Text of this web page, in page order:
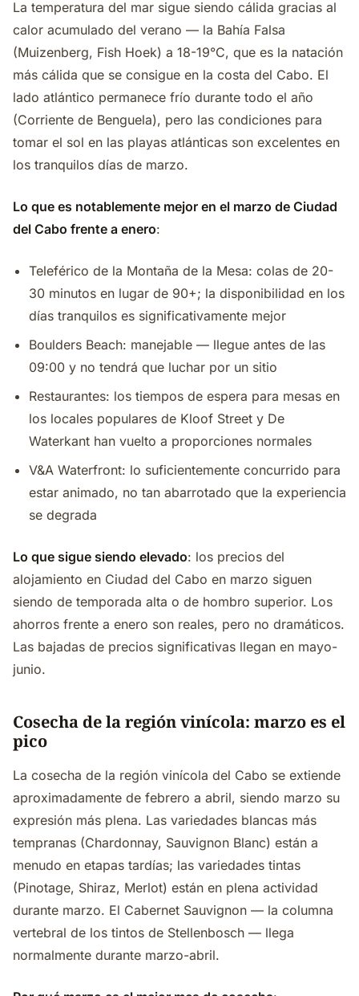
La temperatura del mar sigue siendo cálida gracias al
calor acumulado del verano — la Bahía Falsa
(Muizenberg, Fish Hoek) a 18-19°C, que es la natación
más cálida que se consigue en la costa del Cabo. El
lado atlántico permanece frío durante todo el año
(Corriente de Benguela), pero las condiciones para
tomar el sol en las playas atlánticas son excelentes en
los tranquilos días de marzo.
Lo que es notablemente mejor en el marzo de Ciudad
del Cabo frente a enero:
Teleférico de la Montaña de la Mesa: colas de 20-
30 minutos en lugar de 90+; la disponibilidad en los
días tranquilos es significativamente mejor
Boulders Beach: manejable — llegue antes de las
09:00 y no tendrá que luchar por un sitio
Restaurantes: los tiempos de espera para mesas en
los locales populares de Kloof Street y De
Waterkant han vuelto a proporciones normales
V&A Waterfront: lo suficientemente concurrido para
estar animado, no tan abarrotado que la experiencia
se degrada
Lo que sigue siendo elevado: los precios del
alojamiento en Ciudad del Cabo en marzo siguen
siendo de temporada alta o de hombro superior. Los
ahorros frente a enero son reales, pero no dramáticos.
Las bajadas de precios significativas llegan en mayo-
junio.
Cosecha de la región vinícola: marzo es el
pico
La cosecha de la región vinícola del Cabo se extiende
aproximadamente de febrero a abril, siendo marzo su
expresión más plena. Las variedades blancas más
tempranas (Chardonnay, Sauvignon Blanc) están a
menudo en etapas tardías; las variedades tintas
(Pinotage, Shiraz, Merlot) están en plena actividad
durante marzo. El Cabernet Sauvignon — la columna
vertebral de los tintos de Stellenbosch — llega
normalmente durante marzo-abril.